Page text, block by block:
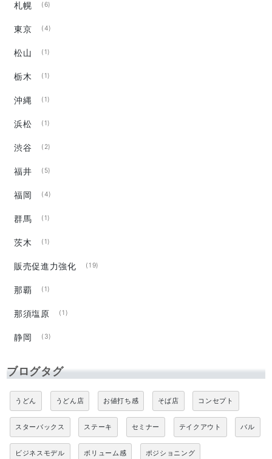
札幌 (6)
東京 (4)
松山 (1)
栃木 (1)
沖縄 (1)
浜松 (1)
渋谷 (2)
福井 (5)
福岡 (4)
群馬 (1)
茨木 (1)
販売促進力強化 (19)
那覇 (1)
那須塩原 (1)
静岡 (3)
ブログタグ
うどん うどん店 お値打ち感 そば店 コンセプト
スターバックス ステーキ セミナー テイクアウト バル
ビジネスモデル ボリューム感 ポジショニング